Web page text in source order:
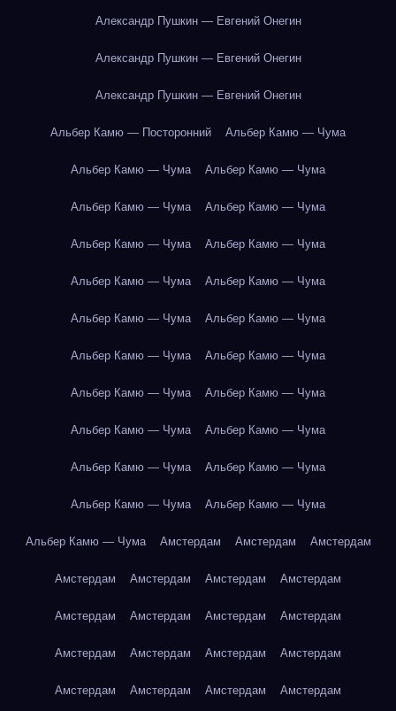
Александр Пушкин — Евгений Онегин
Александр Пушкин — Евгений Онегин
Александр Пушкин — Евгений Онегин
Альбер Камю — Посторонний Альбер Камю — Чума
Альбер Камю — Чума Альбер Камю — Чума
Альбер Камю — Чума Альбер Камю — Чума
Альбер Камю — Чума Альбер Камю — Чума
Альбер Камю — Чума Альбер Камю — Чума
Альбер Камю — Чума Альбер Камю — Чума
Альбер Камю — Чума Альбер Камю — Чума
Альбер Камю — Чума Альбер Камю — Чума
Альбер Камю — Чума Альбер Камю — Чума
Альбер Камю — Чума Альбер Камю — Чума
Альбер Камю — Чума Альбер Камю — Чума
Альбер Камю — Чума Амстердам Амстердам Амстердам
Амстердам Амстердам Амстердам Амстердам
Амстердам Амстердам Амстердам Амстердам
Амстердам Амстердам Амстердам Амстердам
Амстердам Амстердам Амстердам Амстердам